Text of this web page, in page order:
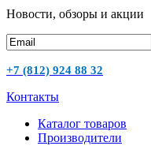
Новости, обзоры и акции
+7 (812) 924 88 32
Контакты
Каталог товаров
Производители